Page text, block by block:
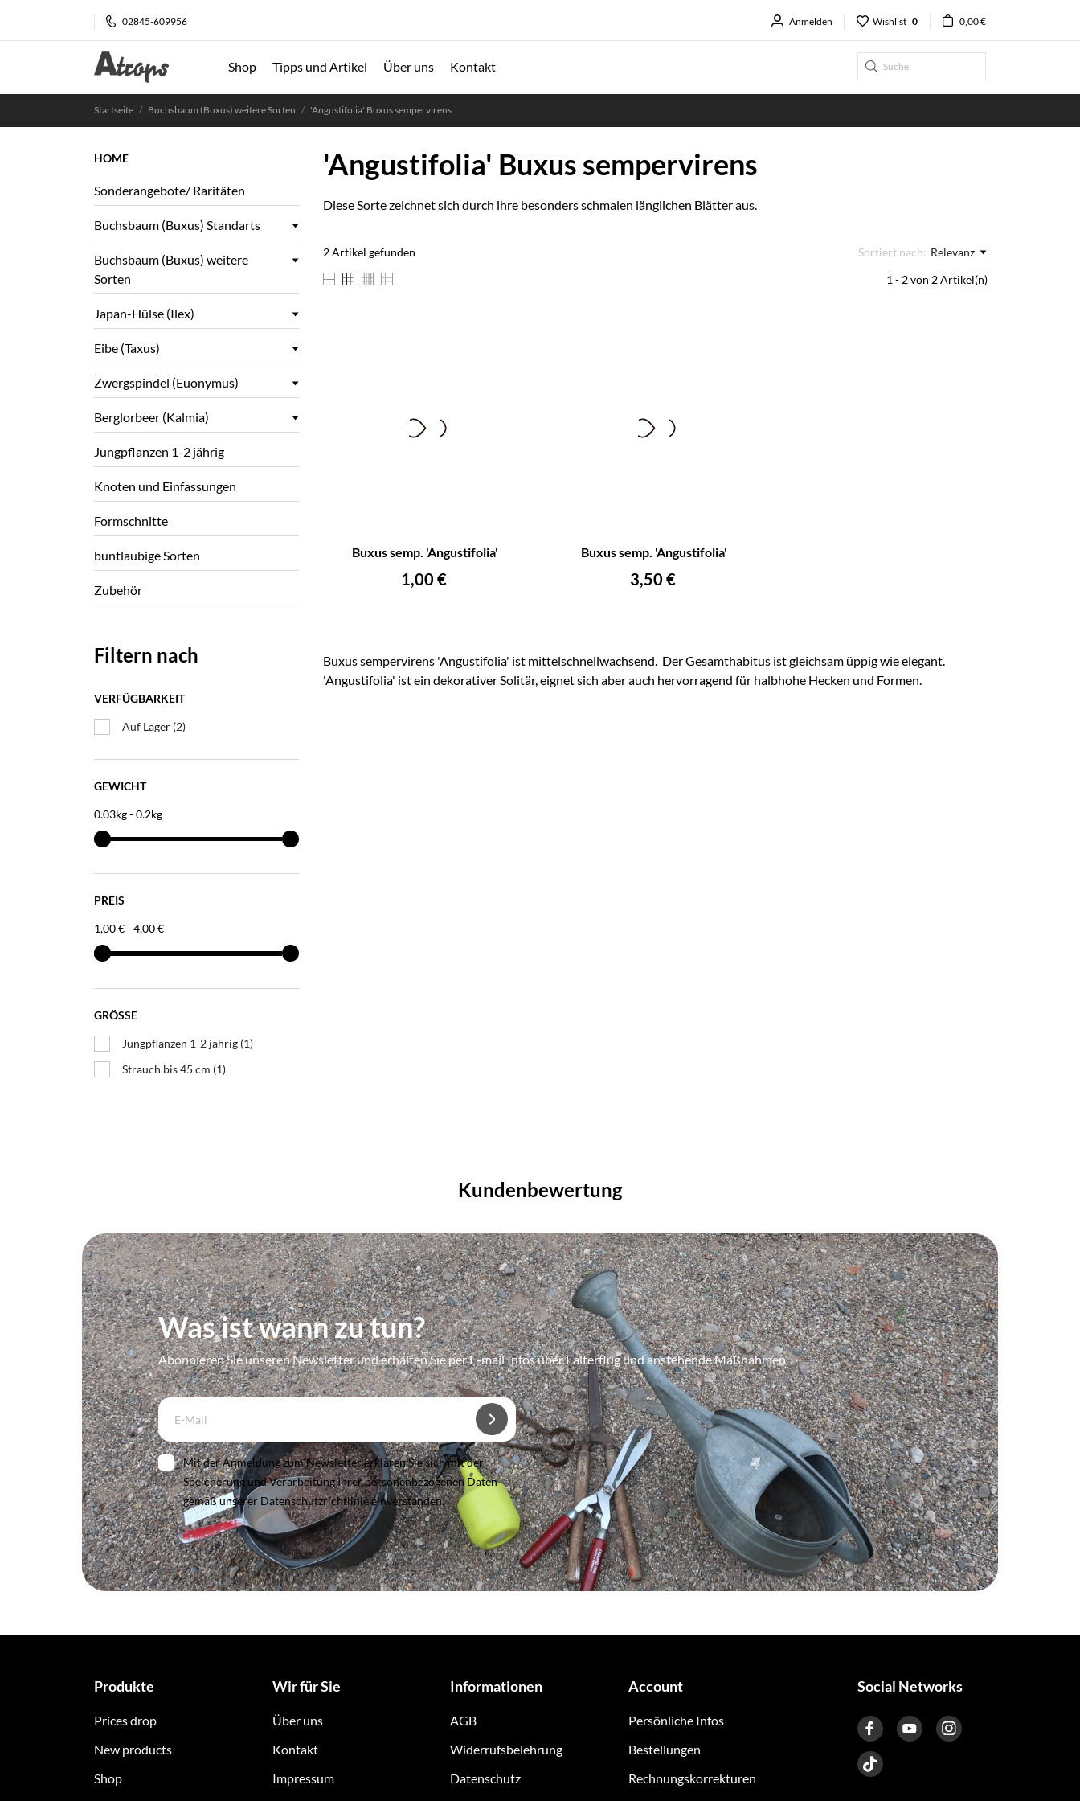
02845-609956 Anmelden Wishlist 0 0,00 €
Shop Tipps und Artikel Über uns Kontakt
Startseite Buchsbaum (Buxus) weitere Sorten 'Angustifolia' Buxus sempervirens
HOME
Sonderangebote/ Raritäten
Buchsbaum (Buxus) Standarts
Buchsbaum (Buxus) weitere
Sorten
Japan-Hülse (Ilex)
Eibe (Taxus)
Zwergspindel (Euonymus)
Berglorbeer (Kalmia)
Jungpflanzen 1-2 jährig
Knoten und Einfassungen
Formschnitte
buntlaubige Sorten
Zubehör
Filtern nach
VERFÜGBARKEIT
Auf Lager (2)
GEWICHT
0.03kg - 0.2kg
PREIS
1,00 € - 4,00 €
GRÖSSE
Jungpflanzen 1-2 jährig (1)
Strauch bis 45 cm (1)
'Angustifolia' Buxus sempervirens
Diese Sorte zeichnet sich durch ihre besonders schmalen länglichen Blätter aus.
2 Artikel gefunden Sortiert nach: Relevanz
1 - 2 von 2 Artikel(n)
Buxus semp. 'Angustifolia'
Preis
1,00 €
IN DEN WARENKORB
Buxus semp. 'Angustifolia'
Preis
3,50 €
IN DEN WARENKORB
Buxus sempervirens 'Angustifolia' ist mittelschnellwachsend. Der Gesamthabitus ist gleichsam üppig wie elegant.
'Angustifolia' ist ein dekorativer Solitär, eignet sich aber auch hervorragend für halbhohe Hecken und Formen.
Kundenbewertung
Was ist wann zu tun?
Abonnieren Sie unseren Newsletter und erhalten Sie per E-mail Infos über Falterflug und anstehende Maßnahmen.
Mit der Anmeldung zum Newsletter erklären Sie sich mit der
Speicherung und Verarbeitung Ihrer personenbezogenen Daten
gemäß unserer Datenschutzrichtlinie einverstanden.
Produkte
Prices drop
New products
Shop
Wir für Sie
Über uns
Kontakt
Impressum
Informationen
AGB
Widerrufsbelehrung
Datenschutz
Account
Persönliche Infos
Bestellungen
Rechnungskorrekturen
Social Networks